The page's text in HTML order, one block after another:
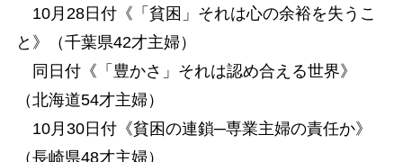
10月28日付《「貧困」それは心の余裕を失うこ
と》（千葉県42才主婦）
同日付《「豊かさ」それは認め合える世界》
（北海道54才主婦）
10月30日付《貧困の連鎖─専業主婦の責任か》
（長崎県48才主婦）